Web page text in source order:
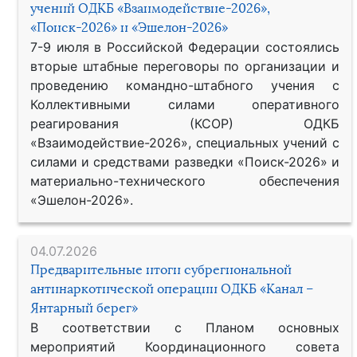
учений ОДКБ «Взаимодействие-2026»,
«Поиск-2026» и «Эшелон-2026»
7-9 июля в Российской Федерации состоялись
вторые штабные переговоры по организации и
проведению командно-штабного учения с
Коллективными силами оперативного
реагирования (КСОР) ОДКБ
«Взаимодействие-2026», специальных учений с
силами и средствами разведки «Поиск-2026» и
материально-технического обеспечения
«Эшелон-2026».
04.07.2026
Предварительные итоги субрегиональной
антинаркотической операции ОДКБ «Канал –
Янтарный берег»
В соответствии с Планом основных
мероприятий Координационного совета